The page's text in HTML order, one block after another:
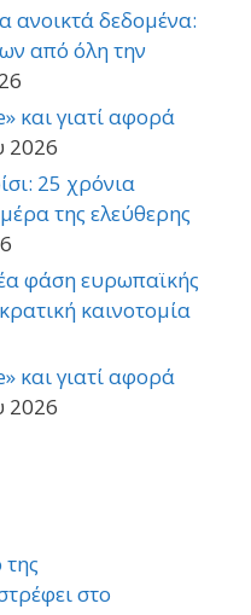
ανοικτά δεδομένα:
από όλη την
και γιατί αφορά
2026
25 χρόνια
της ελεύθερης
φάση ευρωπαϊκής
καινοτομία
και γιατί αφορά
2026
στο